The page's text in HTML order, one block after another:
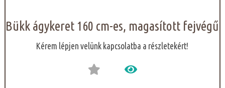
Bükk ágykeret 160 cm-es, magasított fejvégű
Kérem lépjen velünk kapcsolatba a részletekért!